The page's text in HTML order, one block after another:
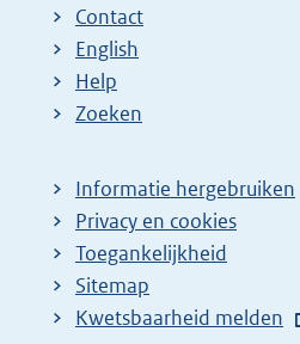
Contact
English
Help
Zoeken
Informatie hergebruiken
Privacy en cookies
Toegankelijkheid
Sitemap
E
Kwetsbaarheid melden